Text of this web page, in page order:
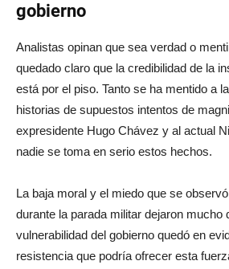
gobierno
Analistas opinan que sea verdad o
quedado claro que la credibilidad de la
está por el piso. Tanto se ha mentido a
historias de supuestos intentos de
expresidente Hugo Chávez y al actual
nadie se toma en serio estos hechos.
La baja moral y el miedo que se
durante la parada militar dejaron mucho
vulnerabilidad del gobierno quedó en
resistencia que podría ofrecer esta